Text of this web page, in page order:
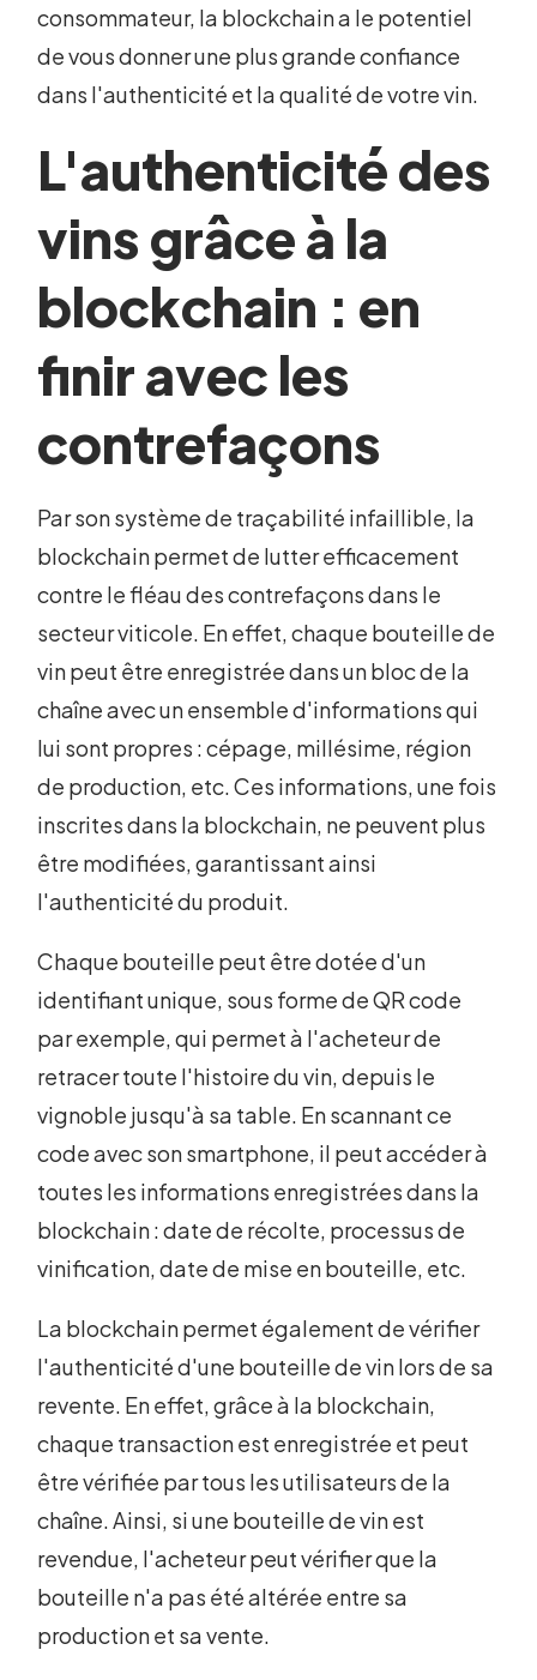
consommateur, la blockchain a le potentiel
de vous donner une plus grande confiance
dans l'authenticité et la qualité de votre vin.
L'authenticité des
vins grâce à la
blockchain : en
finir avec les
contrefaçons
Par son système de traçabilité infaillible, la
blockchain permet de lutter efficacement
contre le fléau des contrefaçons dans le
secteur viticole. En effet, chaque bouteille de
vin peut être enregistrée dans un bloc de la
chaîne avec un ensemble d'informations qui
lui sont propres : cépage, millésime, région
de production, etc. Ces informations, une fois
inscrites dans la blockchain, ne peuvent plus
être modifiées, garantissant ainsi
l'authenticité du produit.
Chaque bouteille peut être dotée d'un
identifiant unique, sous forme de QR code
par exemple, qui permet à l'acheteur de
retracer toute l'histoire du vin, depuis le
vignoble jusqu'à sa table. En scannant ce
code avec son smartphone, il peut accéder à
toutes les informations enregistrées dans la
blockchain : date de récolte, processus de
vinification, date de mise en bouteille, etc.
La blockchain permet également de vérifier
l'authenticité d'une bouteille de vin lors de sa
revente. En effet, grâce à la blockchain,
chaque transaction est enregistrée et peut
être vérifiée par tous les utilisateurs de la
chaîne. Ainsi, si une bouteille de vin est
revendue, l'acheteur peut vérifier que la
bouteille n'a pas été altérée entre sa
production et sa vente.